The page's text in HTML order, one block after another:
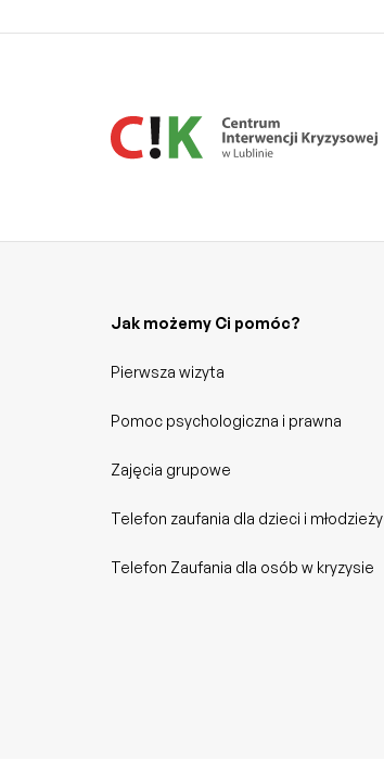
Jak możemy Ci pomóc?
Pierwsza wizyta
Pomoc psychologiczna i prawna
Zajęcia grupowe
Telefon zaufania dla dzieci i młodzieży
Telefon Zaufania dla osób w kryzysie